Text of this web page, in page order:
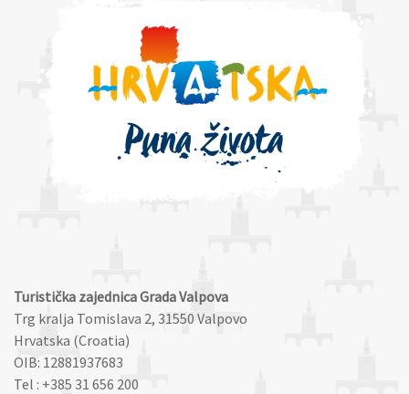
Turistička zajednica Grada Valpova
Trg kralja Tomislava 2, 31550 Valpovo
Hrvatska (Croatia)
OIB: 12881937683
Tel : +385 31 656 200